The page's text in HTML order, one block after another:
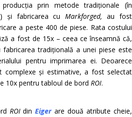
prin metode tradiționale (în
și fabricarea cuMarkforged,au fost
a peste 400 de piese. Rata costului
a fost de 15x – ceea ce înseamnă că,
tradițională a unei piese este
pentru imprimarea ei. Deoarece
complexe și estimative, a fost selectat
10x pentru tabloul de bordROI.
ROIdinEiger are două atribute cheie,